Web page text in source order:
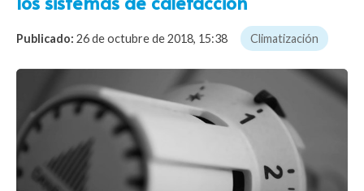
Publicado: 26 de octubre de 2018, 15:38 Climatización